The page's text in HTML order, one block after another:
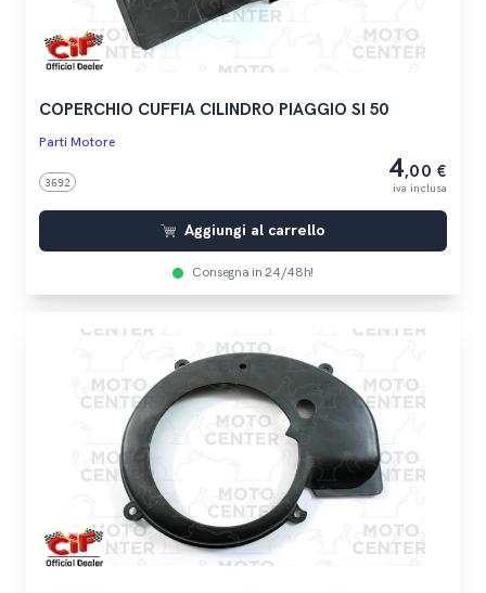
COPERCHIO CUFFIA CILINDRO PIAGGIO SI 50
Parti Motore
3692 4,00 €
iva inclusa
Aggiungi al carrello
Consegna in 24/48h!